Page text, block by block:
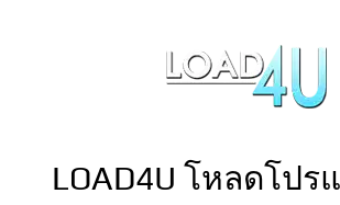
LOAD4U โหลดโปร